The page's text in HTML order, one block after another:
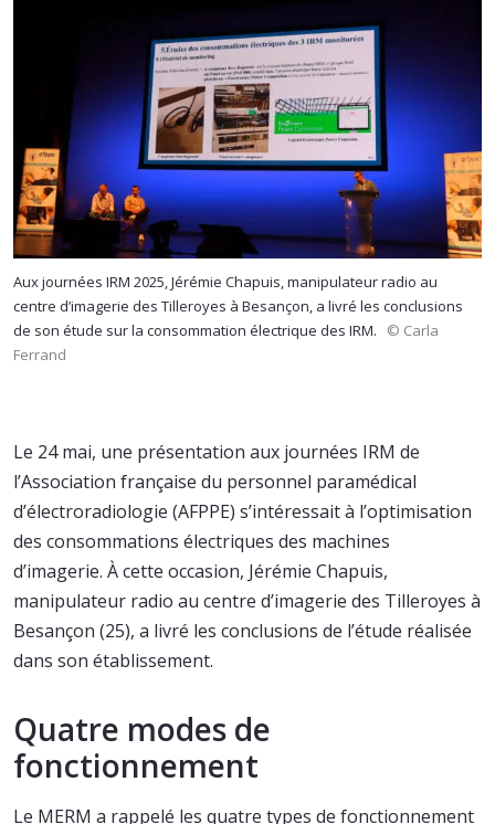
Aux journées IRM 2025, Jérémie Chapuis, manipulateur radio au
centre d’imagerie des Tilleroyes à Besançon, a livré les conclusions
de son étude sur la consommation électrique des IRM.
© Carla
Ferrand
Le 24 mai, une présentation aux journées IRM de
l’Association française du personnel paramédical
d’électroradiologie (AFPPE) s’intéressait à l’optimisation
des consommations électriques des machines
d’imagerie. À cette occasion, Jérémie Chapuis,
manipulateur radio au centre d’imagerie des Tilleroyes à
Besançon (25), a livré les conclusions de l’étude réalisée
dans son établissement.
Quatre modes de
fonctionnement
Le MERM a rappelé les quatre types de fonctionnement